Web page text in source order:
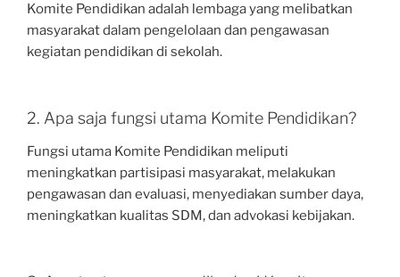
Komite Pendidikan adalah lembaga yang melibatkan
masyarakat dalam pengelolaan dan pengawasan
kegiatan pendidikan di sekolah.
2. Apa saja fungsi utama Komite Pendidikan?
Fungsi utama Komite Pendidikan meliputi
meningkatkan partisipasi masyarakat, melakukan
pengawasan dan evaluasi, menyediakan sumber daya,
meningkatkan kualitas SDM, dan advokasi kebijakan.